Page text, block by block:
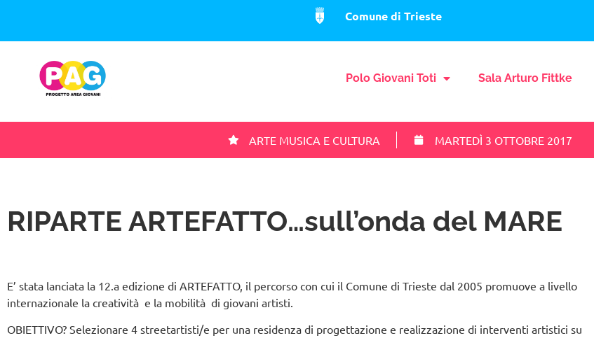
Comune di Trieste
Polo Giovani Toti Sala Arturo Fittke
ARTE MUSICA E CULTURA MARTEDÌ 3 OTTOBRE 2017
RIPARTE ARTEFATTO…sull’onda del MARE
E’ stata lanciata la 12.a edizione di ARTEFATTO, il percorso con cui il Comune di Trieste dal 2005 promuove a livello
internazionale la creatività e la mobilità di giovani artisti.
OBIETTIVO? Selezionare 4 streetartisti/e per una residenza di progettazione e realizzazione di interventi artistici su